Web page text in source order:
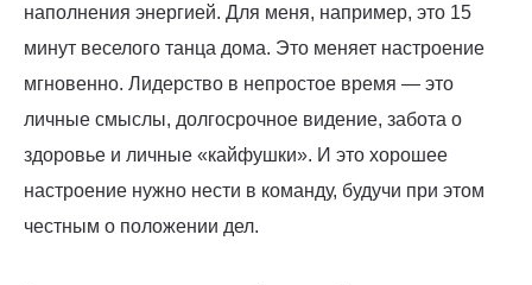
наполнения энергией. Для меня, например, это 15
минут веселого танца дома. Это меняет настроение
мгновенно. Лидерство в непростое время — это
личные смыслы, долгосрочное видение, забота о
здоровье и личные «кайфушки». И это хорошее
настроение нужно нести в команду, будучи при этом
честным о положении дел.